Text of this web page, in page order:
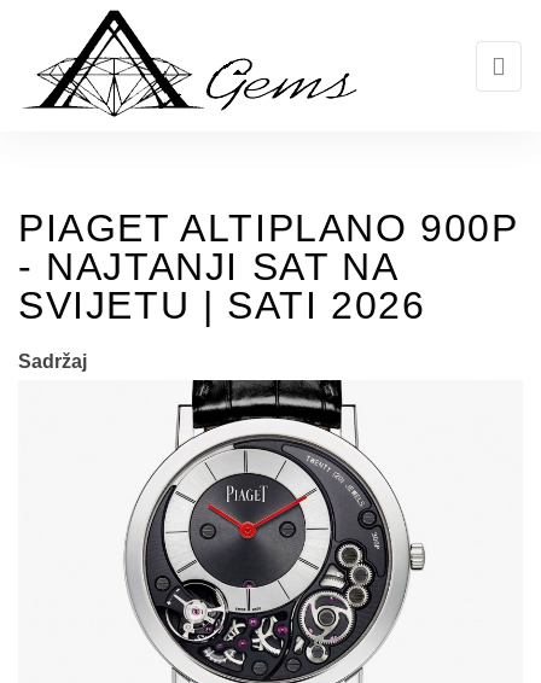
PIAGET ALTIPLANO 900P
- NAJTANJI SAT NA
SVIJETU | SATI 2026
Sadržaj